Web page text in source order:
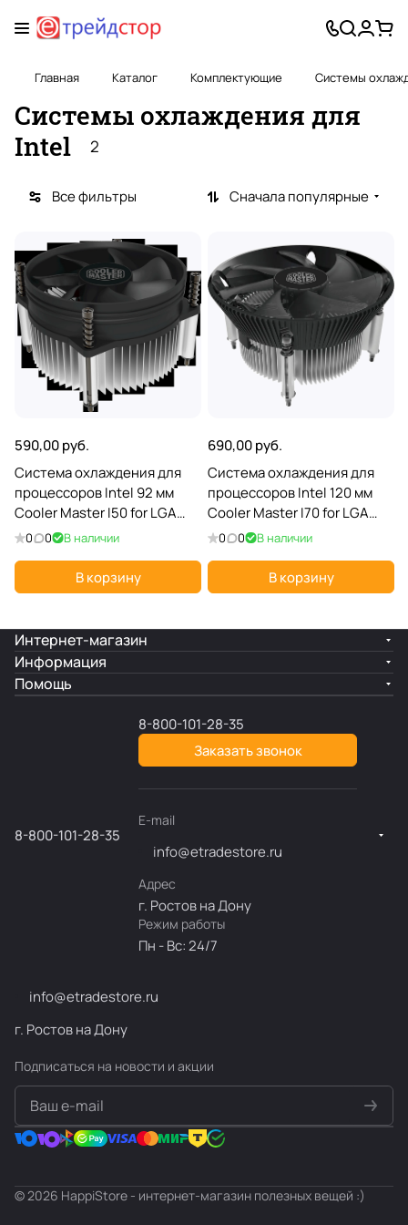
Главная Каталог Комплектующие Системы
Системы охлаждения для
Intel
2
Все фильтры Сначала популярные
590,00 руб.
Система охлаждения для
процессоров Intel 92 мм
Cooler Master I50 for LGA
1700 (RR-I5A7-22FK-N1***);
0 0 В наличии
В корзину
690,00 руб.
Система охлаждения для
процессоров Intel 120 мм
Cooler Master I70 for LGA
1700 (RR-I7A7-18FK-N1***);
0 0 В наличии
В корзину
Интернет-магазин
Информация
Помощь
8-800-101-28-35
8-800-101-28-35
Заказать звонок
E-mail
info@etradestore.ru
Адрес
г. Ростов на Дону
Режим работы
Пн - Вс: 24/7
info@etradestore.ru
г. Ростов на Дону
Подписаться на новости и акции
© 2026 HappiStore - интернет-магазин полезных вещей :)